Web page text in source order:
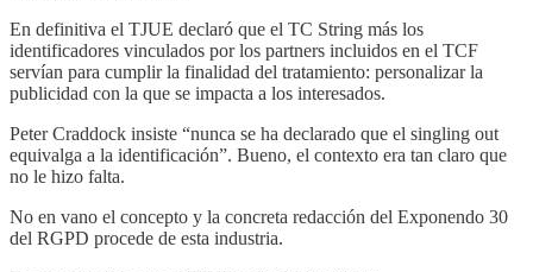
En definitiva el TJUE declaró que el TC String más los
identificadores vinculados por los partners incluidos en el TCF
servían para cumplir la finalidad del tratamiento: personalizar la
publicidad con la que se impacta a los interesados.
Peter Craddock insiste “nunca se ha declarado que el singling out
equivalga a la identificación”. Bueno, el contexto era tan claro que
no le hizo falta.
No en vano el concepto y la concreta redacción del Exponendo 30
del RGPD procede de esta industria.